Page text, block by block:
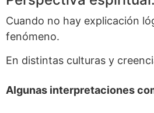
Cuando no hay explicación
fenómeno.
En distintas culturas y
Algunas interpretaciones